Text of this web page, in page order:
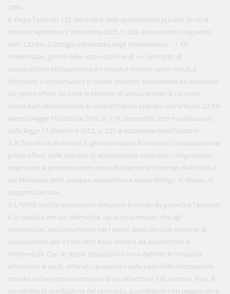
209».
6. Dopo l'articolo 132 del codice delle assicurazioni private, di cui al
decreto legislativo 7 settembre 2005, n. 209, sono inseriti i seguenti:
«Art. 132-bis. (Obblighi informativi degli intermediari). - 1. Gli
intermediari, prima della sottoscrizione di un contratto di
assicurazione obbligatoria per i veicoli a motore, sono tenuti a
informare il consumatore in modo corretto, trasparente ed esaustivo
sui premi offerti da tutte le imprese di assicurazione di cui sono
mandatari relativamente al contratto base previsto dall'articolo 22 del
decreto-legge 18 ottobre 2012, n. 179, convertito, con modificazioni,
dalla legge 17 dicembre 2012, n. 221, e successive modificazioni.
2. Al fine di cui al comma 1, gli intermediari forniscono l'indicazione dei
premi offerti dalle imprese di assicurazione mediante collegamento
telematico al preventivatore consultabile nei siti internet dell'IVASS e
del Ministero dello sviluppo economico e senza obbligo di rilascio di
supporti cartacei.
3. L'IVASS adotta disposizioni attuative in modo da garantire l'accesso
e la risposta per via telematica, sia ai consumatori che agli
intermediari, esclusivamente per i premi applicati dalle imprese di
assicurazione per il contratto base relativo ad autovetture e
motoveicoli. Con le stesse disposizioni sono definite le modalità
attraverso le quali, ottenuti i preventivi sulla base delle informazioni
inserite nel servizio informativo di cui all'articolo 136, comma 3-bis, è
consentita la conclusione del contratto, a condizioni non peggiorative